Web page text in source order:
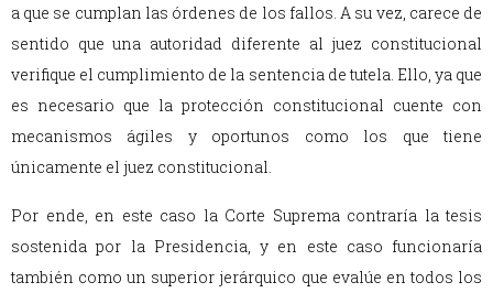
a que se cumplan las órdenes de los fallos. A su vez, carece de
sentido que una autoridad diferente al juez constitucional
verifique el cumplimiento de la sentencia de tutela. Ello, ya que
es necesario que la protección constitucional cuente con
mecanismos ágiles y oportunos como los que tiene
únicamente el juez constitucional.
Por ende, en este caso la Corte Suprema contraría la tesis
sostenida por la Presidencia, y en este caso funcionaría
también como un superior jerárquico que evalúe en todos los